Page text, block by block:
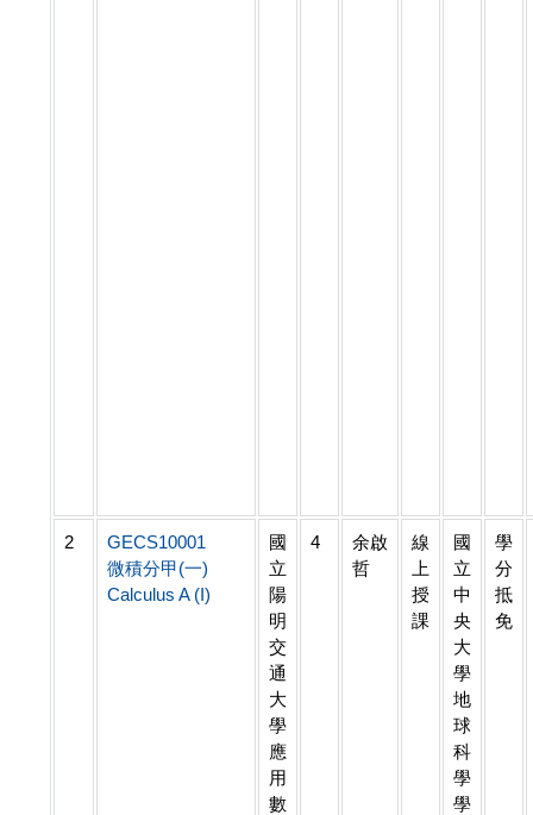
2
GECS10001
微積分甲(一)
Calculus A (I)
國
立
陽
明
交
通
大
學
應
用
數
4
余啟
哲
線
上
授
課
國
立
中
央
大
學
地
球
科
學
學
學
分
抵
免